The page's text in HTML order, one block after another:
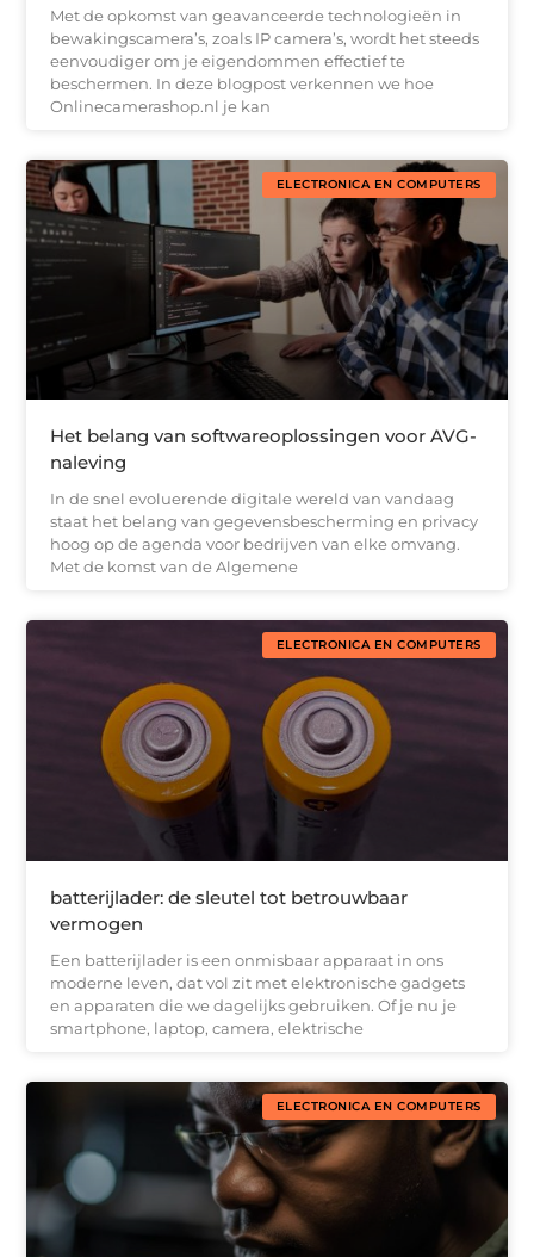
Met de opkomst van geavanceerde technologieën in
bewakingscamera’s, zoals IP camera’s, wordt het steeds
eenvoudiger om je eigendommen effectief te
beschermen. In deze blogpost verkennen we hoe
Onlinecamerashop.nl je kan
ELECTRONICA EN COMPUTERS
Het belang van softwareoplossingen voor AVG-
naleving
In de snel evoluerende digitale wereld van vandaag
staat het belang van gegevensbescherming en privacy
hoog op de agenda voor bedrijven van elke omvang.
Met de komst van de Algemene
ELECTRONICA EN COMPUTERS
batterijlader: de sleutel tot betrouwbaar
vermogen
Een batterijlader is een onmisbaar apparaat in ons
moderne leven, dat vol zit met elektronische gadgets
en apparaten die we dagelijks gebruiken. Of je nu je
smartphone, laptop, camera, elektrische
ELECTRONICA EN COMPUTERS